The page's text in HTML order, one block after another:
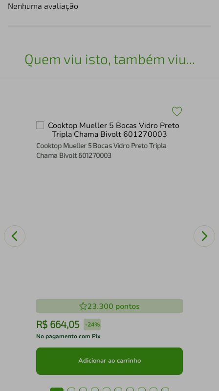
Nenhuma avaliação
Quem viu isto, também viu...
Cooktop Mueller 5 Bocas Vidro Preto Tripla
Chama Bivolt 601270003
23.300 pontos
R$ 664,05 -24%
No pagamento com Pix
Adicionar ao carrinho